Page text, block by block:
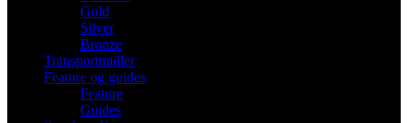
Gold
Silver
Bronze
Transportmidler
Feature og guides
Feature
Guides